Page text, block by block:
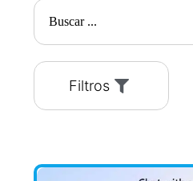
Filtros